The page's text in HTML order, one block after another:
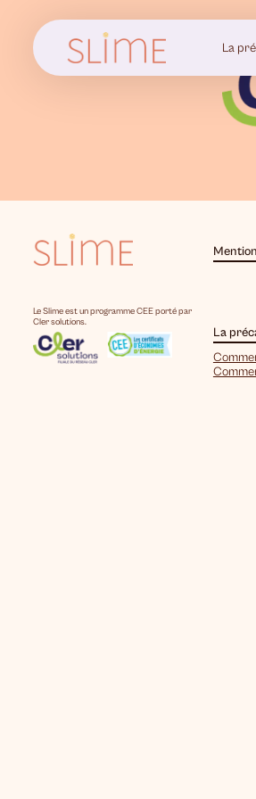
La
Le Slime est un programme CEE porté par
Cler solutions.
La